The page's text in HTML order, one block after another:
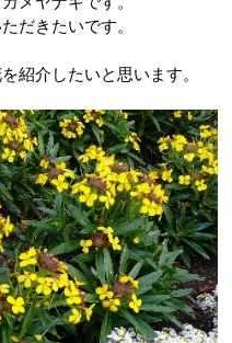
だきたいです。
紹介したいと思います。